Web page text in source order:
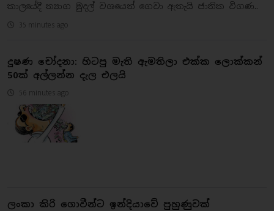
කාලයේදී ත්‍යාග මුදල් වශයෙන් ගෙවා ඇතැයි ජාතික විගණ..
35 minutes ago
දූෂණ චෝදනා: හිටපු මැති ඇමතිලා එක්ක ලොක්කන්
50ක් අල්ලන්න දැල එලයි
56 minutes ago
ලංකා කිරි ගොවීන්ට ඉන්දියාවේ පුහුණුවක්